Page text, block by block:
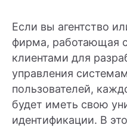
Если вы агентство
фирма, работающая
клиентами для
управления
пользователей,
будет иметь свою
идентификации. В